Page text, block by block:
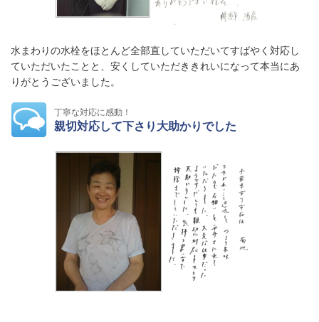
水まわりの水栓をほとんど全部直していただいてすばやく対応し
ていただいたことと、安くしていただききれいになって本当にあ
りがとうございました。
丁寧な対応に感動！
親切対応して下さり大助かりでした